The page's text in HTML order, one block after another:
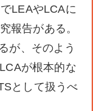
LEAやLCAに
報告がある。
が、そのよう
が根本的な
として扱うべ